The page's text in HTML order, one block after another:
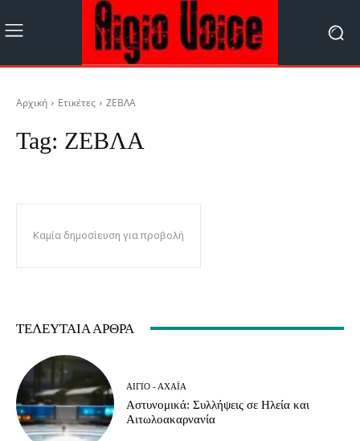
Αρχική Ετικέτες ΖΕΒΛΑ
Tag: ΖΕΒΛΑ
Καμία δημοσίευση για προβολή
ΤΕΛΕΥΤΑΊΑ ΆΡΘΡΑ
ΑΊΓΙΟ - ΑΧΑΪ́Α
Αστυνομικά: Συλλήψεις σε Ηλεία και
Αιτωλοακαρνανία